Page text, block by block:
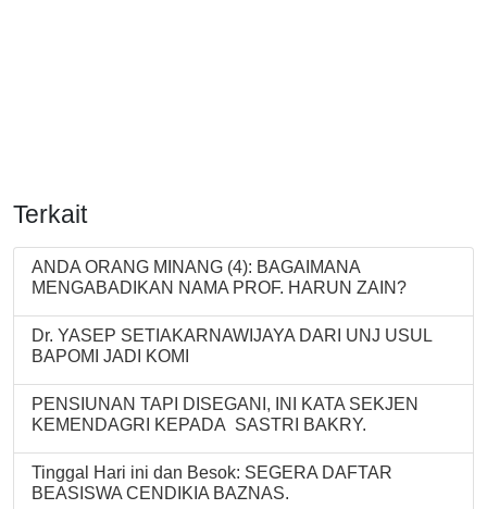
Terkait
ANDA ORANG MINANG (4): BAGAIMANA
MENGABADIKAN NAMA PROF. HARUN ZAIN?
Dr. YASEP SETIAKARNAWIJAYA DARI UNJ USUL
BAPOMI JADI KOMI
PENSIUNAN TAPI DISEGANI, INI KATA SEKJEN
KEMENDAGRI KEPADA SASTRI BAKRY.
Tinggal Hari ini dan Besok: SEGERA DAFTAR
BEASISWA CENDIKIA BAZNAS.